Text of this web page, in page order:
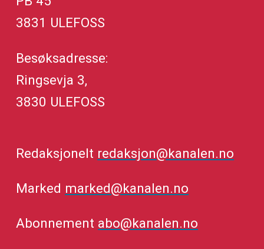
3831 ULEFOSS
Besøksadresse:
Ringsevja 3,
3830 ULEFOSS
Redaksjonelt redaksjon@kanalen.no
Marked marked@kanalen.no
Abonnement abo@kanalen.no